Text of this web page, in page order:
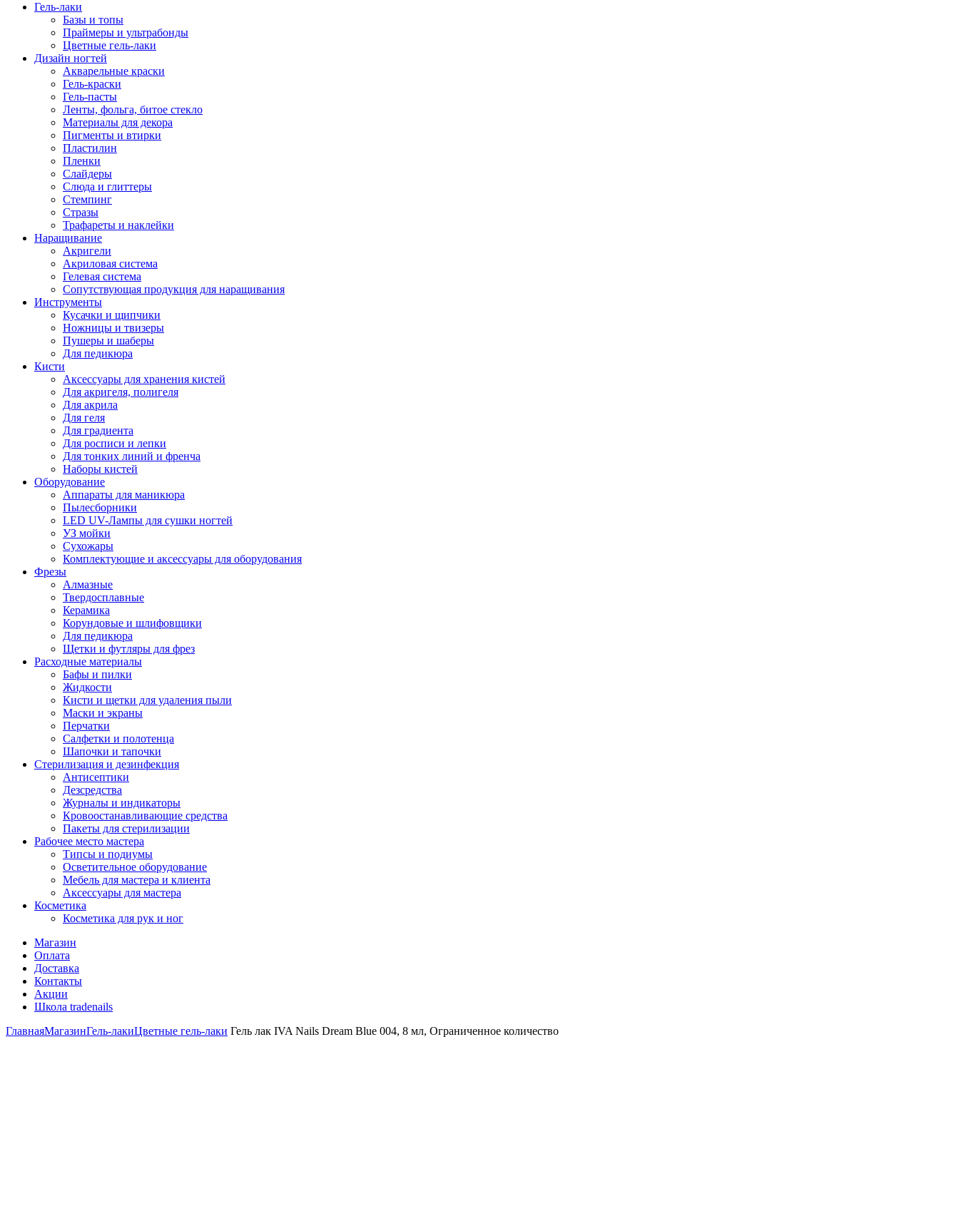
Гель-лаки
Базы и топы
Праймеры и ультрабонды
Цветные гель-лаки
Дизайн ногтей
Акварельные краски
Гель-краски
Гель-пасты
Ленты, фольга, битое стекло
Материалы для декора
Пигменты и втирки
Пластилин
Пленки
Слайдеры
Слюда и глиттеры
Стемпинг
Стразы
Трафареты и наклейки
Наращивание
Акригели
Акриловая система
Гелевая система
Сопутствующая продукция для наращивания
Инструменты
Кусачки и щипчики
Ножницы и твизеры
Пушеры и шаберы
Для педикюра
Кисти
Аксессуары для хранения кистей
Для акригеля, полигеля
Для акрила
Для геля
Для градиента
Для росписи и лепки
Для тонких линий и френча
Наборы кистей
Оборудование
Аппараты для маникюра
Пылесборники
LED UV-Лампы для сушки ногтей
УЗ мойки
Сухожары
Комплектующие и аксессуары для оборудования
Фрезы
Алмазные
Твердосплавные
Керамика
Корундовые и шлифовщики
Для педикюра
Щетки и футляры для фрез
Расходные материалы
Бафы и пилки
Жидкости
Кисти и щетки для удаления пыли
Маски и экраны
Перчатки
Салфетки и полотенца
Шапочки и тапочки
Стерилизация и дезинфекция
Антисептики
Дезсредства
Журналы и индикаторы
Кровоостанавливающие средства
Пакеты для стерилизации
Рабочее место мастера
Типсы и подиумы
Осветительное оборудование
Мебель для мастера и клиента
Аксессуары для мастера
Косметика
Косметика для рук и ног
Магазин
Оплата
Доставка
Контакты
Акции
Школа tradenails
ГлавнаяМагазинГель-лакиЦветные гель-лаки Гель лак IVA Nails Dream Blue 004, 8 мл, Ограниченное количество